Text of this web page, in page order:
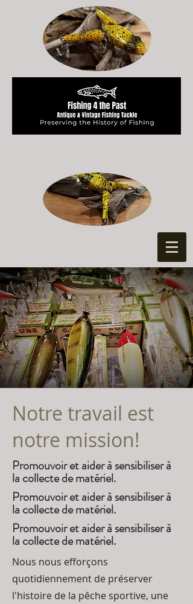
Notre travail est
notre mission!
Promouvoir et aider à sensibiliser à
la collecte de matériel.
Promouvoir et aider à sensibiliser à
la collecte de matériel.
Promouvoir et aider à sensibiliser à
la collecte de matériel.
Nous nous efforçons
quotidiennement de préserver
l'histoire de la pêche sportive, une